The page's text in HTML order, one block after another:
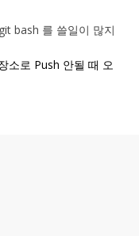
bash 를 쓸일이 많지
소로 Push 안될 때 오